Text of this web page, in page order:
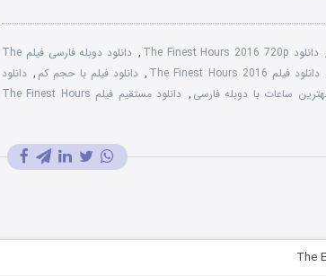
, دانلود The Finest Hours 2016 720p ,
دانلود دوبله فارسی فیلم The
دانلود فیلم The Finest Hours 2016 , دانلود فیلم با حجم کم , دانلود
ساعات با دوبله فارسی ,
دانلود مستقیم فیلم The Finest Hours